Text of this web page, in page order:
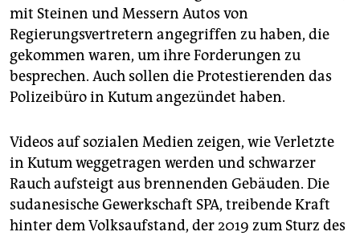
mit Steinen und Messern Autos von
Regierungsvertretern angegriffen zu haben, die
gekommen waren, um ihre Forderungen zu
besprechen. Auch sollen die Protestierenden das
Polizeibüro in Kutum angezündet haben.
Videos auf sozialen Medien zeigen, wie Verletzte
in Kutum weggetragen werden und schwarzer
Rauch aufsteigt aus brennenden Gebäuden. Die
sudanesische Gewerkschaft SPA, treibende Kraft
hinter dem Volksaufstand, der 2019 zum Sturz des